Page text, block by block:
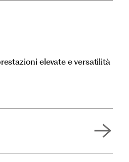
elevate e versatilità